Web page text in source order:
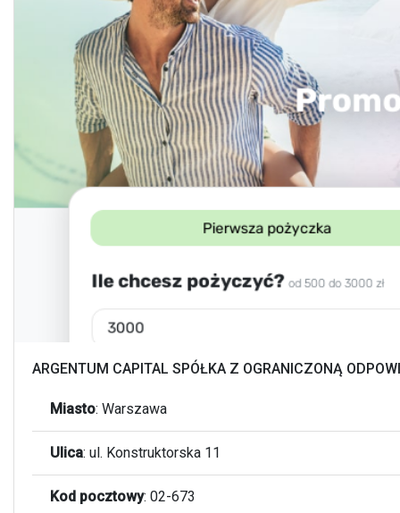
ARGENTUM CAPITAL SPÓŁKA Z OGRANICZONĄ
Miasto: Warszawa
Ulica: ul. Konstruktorska 11
Kod pocztowy: 02-673